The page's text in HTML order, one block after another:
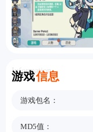
游戏信息
Information
游戏包名：
MD5值：